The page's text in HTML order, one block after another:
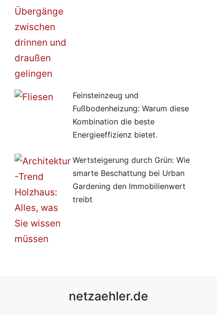
Feinsteinzeug und
Fußbodenheizung: Warum diese
Kombination die beste
Energieeffizienz bietet.
Wertsteigerung durch Grün: Wie
smarte Beschattung bei Urban
Gardening den Immobilienwert
treibt
netzaehler.de